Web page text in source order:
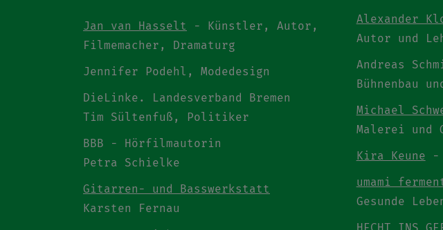
Jan van Hasselt
- Künstler, Autor,
Filmemacher, Dramaturg
Jennifer Podehl, Modedesign
DieLinke. Landesverband Bremen
Tim Sültenfuß, Politiker
BBB - Hörfilmautorin
Petra Schielke
Gitarren- und Basswerkstatt
Karsten Fernau
Alexander
Autor und
Andreas
Bühnenbau
Michael
Malerei und
Kira Keune -
umami
Gesunde
HECHT INS